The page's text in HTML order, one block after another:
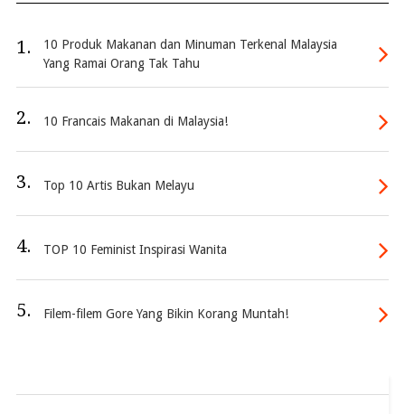
1.
10 Produk Makanan dan Minuman Terkenal Malaysia
Yang Ramai Orang Tak Tahu
2. 10 Francais Makanan di Malaysia!
3. Top 10 Artis Bukan Melayu
4. TOP 10 Feminist Inspirasi Wanita
5. Filem-filem Gore Yang Bikin Korang Muntah!